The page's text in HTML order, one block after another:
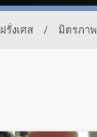
ฝรั่งเศส / มิตรภาพ